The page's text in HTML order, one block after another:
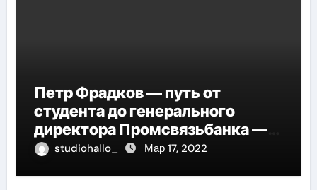
Петр Фрадков — путь от
студента до генерального
директора Промсвязьбанка —
биография и рост в банковской
studiohallo_ Мар 17, 2022